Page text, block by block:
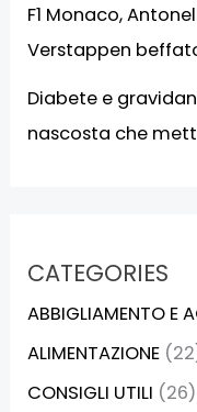
F1 Monaco,
Verstappen
Diabete e
nascosta che
CATEGORIES
ABBIGLIAMENTO E
ALIMENTAZIONE
CONSIGLI UTILI (26)